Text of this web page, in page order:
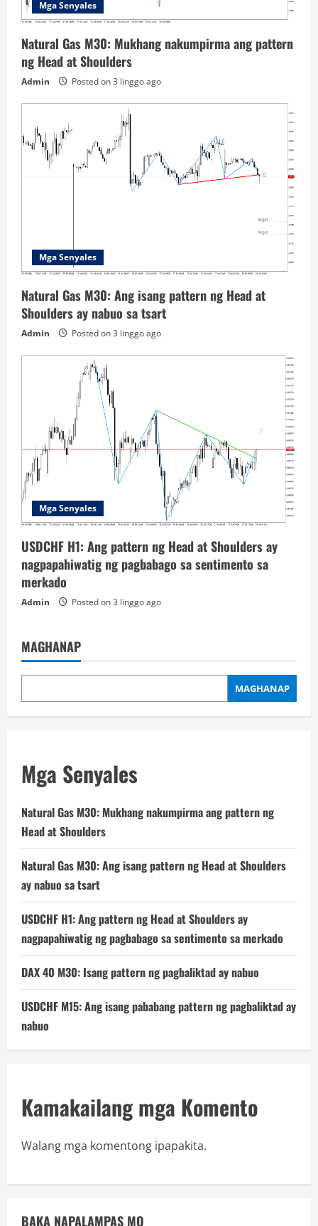
Mga Senyales
Natural Gas M30: Mukhang nakumpirma ang pattern
ng Head at Shoulders
Admin Posted on 3 linggo ago
Mga Senyales
Natural Gas M30: Ang isang pattern ng Head at
Shoulders ay nabuo sa tsart
Admin Posted on 3 linggo ago
Mga Senyales
USDCHF H1: Ang pattern ng Head at Shoulders ay
nagpapahiwatig ng pagbabago sa sentimento sa
merkado
Admin Posted on 3 linggo ago
MAGHANAP
MAGHANAP
Mga Senyales
Natural Gas M30: Mukhang nakumpirma ang pattern ng
Head at Shoulders
Natural Gas M30: Ang isang pattern ng Head at Shoulders
ay nabuo sa tsart
USDCHF H1: Ang pattern ng Head at Shoulders ay
nagpapahiwatig ng pagbabago sa sentimento sa merkado
DAX 40 M30: Isang pattern ng pagbaliktad ay nabuo
USDCHF M15: Ang isang pababang pattern ng pagbaliktad ay
nabuo
Kamakailang mga Komento
Walang mga komentong ipapakita.
BAKA NAPALAMPAS MO